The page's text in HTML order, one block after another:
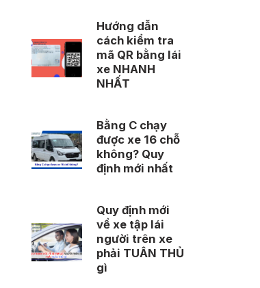
Hướng dẫn
cách kiểm tra
mã QR bằng lái
xe NHANH
NHẤT
Bằng C chạy
được xe 16 chỗ
không? Quy
định mới nhất
Quy định mới
về xe tập lái
người trên xe
phải TUÂN THỦ
gì